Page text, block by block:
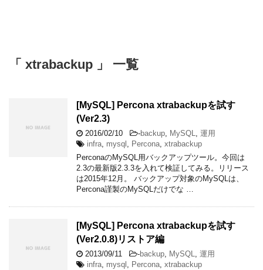
「 xtrabackup 」 一覧
[MySQL] Percona xtrabackupを試す
(Ver2.3)
2016/02/10 -backup, MySQL, 運用
infra, mysql , Percona, xtrabackup
PerconaのMySQL用バックアップツール。今回は
2.3の最新版2.3.3を入れて検証してみる。リリース
は2015年12月。 バックアップ対象のMySQLは、
Percona謹製のMySQLだけでな …
[MySQL] Percona xtrabackupを試す
(Ver2.0.8)リストア編
2013/09/11 -backup, MySQL, 運用
infra, mysql , Percona, xtrabackup